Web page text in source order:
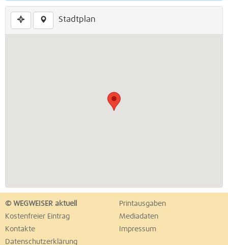
Stadtplan
© WEGWEISER aktuell
Printausgaben
Kostenfreier Eintrag
Mediadaten
Kontakte
Impressum
Datenschutzerklärung